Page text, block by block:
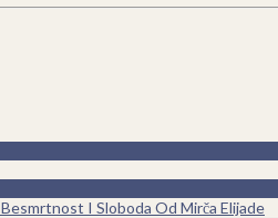
Besmrtnost I Sloboda Od Mirča Elijade